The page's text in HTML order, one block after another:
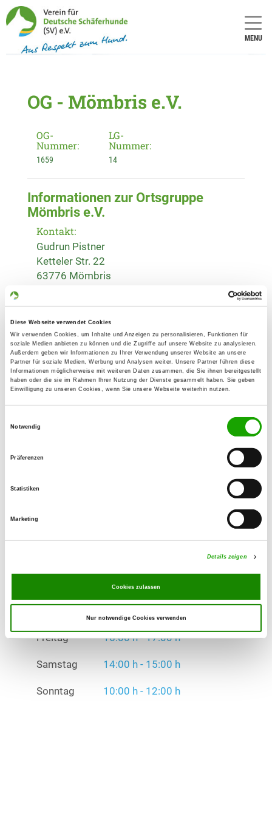
Diese Webseite verwendet Cookies
Wir verwenden Cookies, um Inhalte und Anzeigen zu personalisieren, Funktionen für
soziale Medien anbieten zu können und die Zugriffe auf unsere Website zu analysieren.
Außerdem geben wir Informationen zu Ihrer Verwendung unserer Website an unsere
Partner für soziale Medien, Werbung und Analysen weiter. Unsere Partner führen diese
Informationen möglicherweise mit weiteren Daten zusammen, die Sie ihnen bereitgestellt
haben oder die sie im Rahmen Ihrer Nutzung der Dienste gesammelt haben. Sie geben
Einwilligung zu unseren Cookies, wenn Sie unsere Webseite weiterhin nutzen.
Notwendig
Präferenzen
Statistiken
Marketing
Details zeigen
Cookies zulassen
Nur notwendige Cookies verwenden
MENU
OG - Mömbris e.V.
OG-
Nummer:
1659
LG-
Nummer:
14
Informationen zur Ortsgruppe
Mömbris e.V.
Kontakt:
Gudrun Pistner
Ketteler Str. 22
63776 Mömbris
63776 Mömbris
Handy:
0151 56334901
E-Mail:
sv-ogmoembris@t-online.de
Homepage:
Freitag 16:00 h - 17:00 h
Samstag 14:00 h - 15:00 h
Sonntag 10:00 h - 12:00 h
Übungszeiten im Winter:
Freitag 16:00 h - 17:00 h
Samstag 14:00 h - 15:00 h
Sonntag 10:00 h - 12:00 h